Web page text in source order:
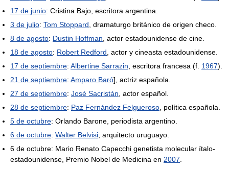
17 de junio: Cristina Bajo, escritora argentina.
3 de julio: Tom Stoppard , dramaturgo británico de origen checo.
8 de agosto: Dustin Hoffman , actor estadounidense de cine.
18 de agosto: Robert Redford , actor y cineasta estadounidense.
17 de septiembre: Albertine Sarrazin , escritora francesa (f. 1967).
21 de septiembre: Amparo Baró], actriz española.
27 de septiembre: José Sacristán , actor español.
28 de septiembre: Paz Fernández Felgueroso , política española.
5 de octubre: Orlando Barone, periodista argentino.
6 de octubre: Walter Belvisi , arquitecto uruguayo.
6 de octubre: Mario Renato Capecchi genetista molecular ítalo-
estadounidense, Premio Nobel de Medicina en 2007